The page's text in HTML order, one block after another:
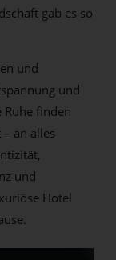
gab es so
und
und
finden
an alles
und
Hotel